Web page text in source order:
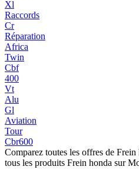
Xl
Raccords
Cr
Réparation
Africa
Twin
Cbf
400
Vt
Alu
Gl
Aviation
Tour
Cbr600
Comparez toutes les offres de
tous les produits Frein honda sur